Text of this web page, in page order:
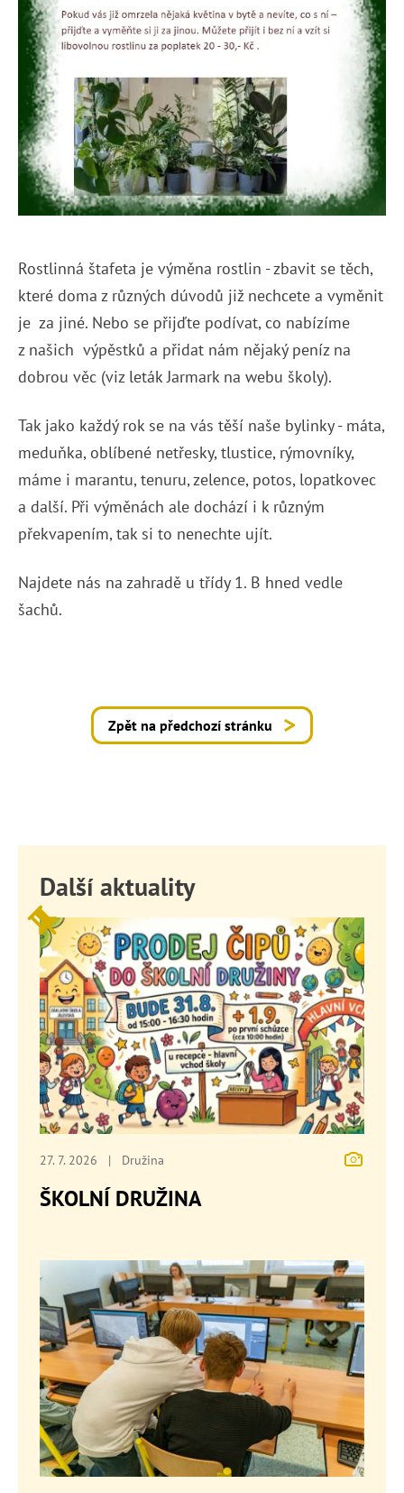
Rostlinná štafeta je výměna rostlin - zbavit se těch,
které doma z různých dúvodů již nechcete a vyměnit
je za jiné. Nebo se přijďte podívat, co nabízíme
z našich výpěstků a přidat nám nějaký peníz na
dobrou věc (viz leták Jarmark na webu školy).
Tak jako každý rok se na vás těší naše bylinky - máta,
meduňka, oblíbené netřesky, tlustice, rýmovníky,
máme i marantu, tenuru, zelence, potos, lopatkovec
a další. Při výměnách ale dochází i k různým
překvapením, tak si to nenechte ujít.
Najdete nás na zahradě u třídy 1. B hned vedle
šachů.
Zpět na předchozí stránku
Další aktuality
27. 7. 2026 | Družina
ŠKOLNÍ DRUŽINA